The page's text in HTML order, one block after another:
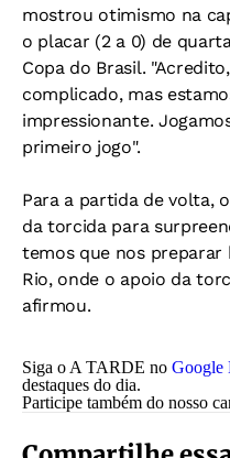
mostrou otimismo na
o placar (2 a 0) de
Copa do Brasil.
complicado, mas
impressionante.
primeiro jogo".
Para a partida de volta,
da torcida para
temos que nos preparar
Rio, onde o apoio da
afirmou.
Siga o A TARDE no Google
destaques do dia.
Participe também do nosso